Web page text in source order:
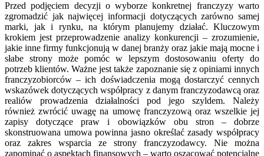
Przed podjęciem decyzji o wyborze konkretnej franczyzy warto
zgromadzić jak najwięcej informacji dotyczących zarówno samej
marki, jak i rynku, na którym planujemy działać. Kluczowym
krokiem jest przeprowadzenie analizy konkurencji – zrozumienie,
jakie inne firmy funkcjonują w danej branży oraz jakie mają mocne i
słabe strony może pomóc w lepszym dostosowaniu oferty do
potrzeb klientów. Ważne jest także zapoznanie się z opiniami innych
franczyzobiorców – ich doświadczenia mogą dostarczyć cennych
wskazówek dotyczących współpracy z danym franczyzodawcą oraz
realiów prowadzenia działalności pod jego szyldem. Należy
również zwrócić uwagę na umowę franczyzową oraz wszelkie jej
zapisy dotyczące praw i obowiązków obu stron – dobrze
skonstruowana umowa powinna jasno określać zasady współpracy
oraz zakres wsparcia ze strony franczyzodawcy. Nie można
zapominać o aspektach finansowych – warto oszacować potencjalne